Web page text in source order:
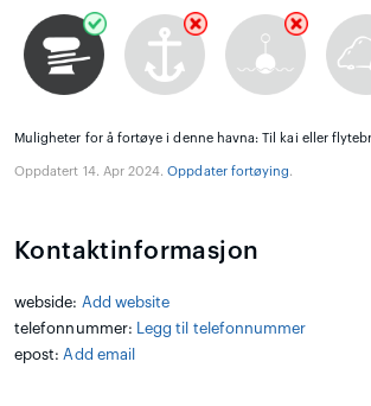
Muligheter for å fortøye i denne havna: Til kai eller
Oppdatert 14. Apr 2024.Oppdater fortøying.
Kontaktinformasjon
webside: Add website
telefonnummer:
Legg til telefonnummer
epost: Add email